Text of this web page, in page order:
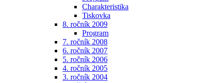
Charakteristika
Tiskovka
8. ročník 2009
Program
7. ročník 2008
6. ročník 2007
5. ročník 2006
4. ročník 2005
3. ročník 2004